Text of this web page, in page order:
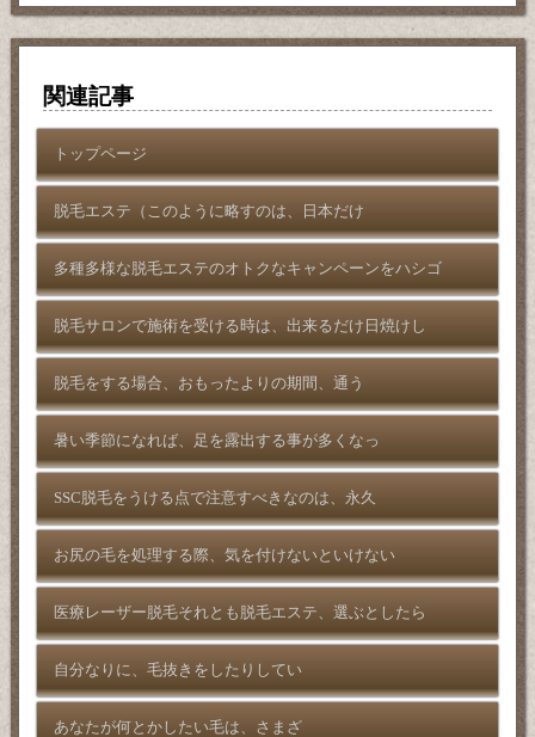
関連記事
トップページ
脱毛エステ（このように略すのは、日本だけ
多種多様な脱毛エステのオトクなキャンペーンをハシゴ
脱毛サロンで施術を受ける時は、出来るだけ日焼けし
脱毛をする場合、おもったよりの期間、通う
暑い季節になれば、足を露出する事が多くなっ
SSC脱毛をうける点で注意すべきなのは、永久
お尻の毛を処理する際、気を付けないといけない
医療レーザー脱毛それとも脱毛エステ、選ぶとしたら
自分なりに、毛抜きをしたりしてい
あなたが何とかしたい毛は、さまざ